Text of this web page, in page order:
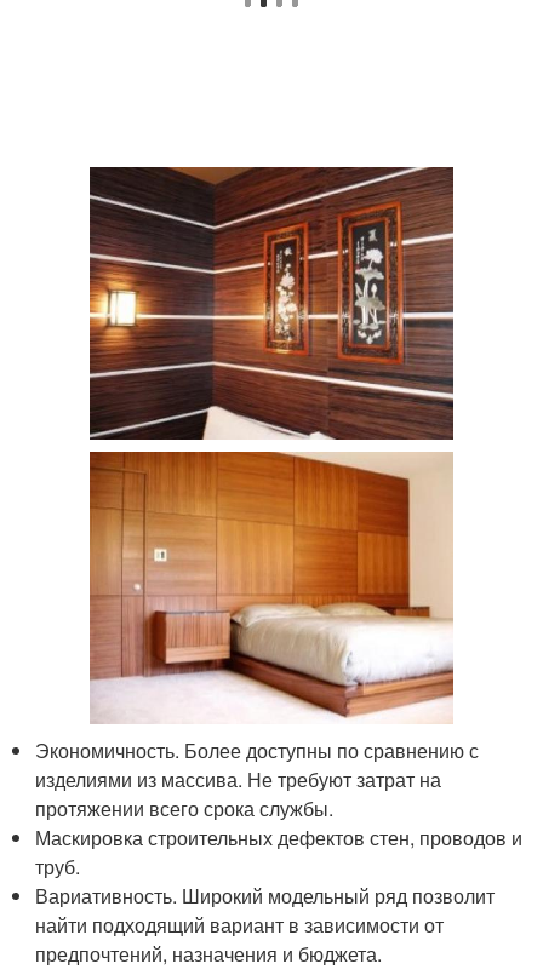
Экономичность. Более доступны по сравнению с
изделиями из массива. Не требуют затрат на
протяжении всего срока службы.
Маскировка строительных дефектов стен, проводов и
труб.
Вариативность. Широкий модельный ряд позволит
найти подходящий вариант в зависимости от
предпочтений, назначения и бюджета.